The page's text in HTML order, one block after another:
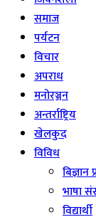
समाज
पर्यटन
विचार
अपराध
मनोरञ्जन
अन्तर्राष्ट्रिय
खेलकुद
विविध
बिज्ञान
भाषा
विद्यार्थी